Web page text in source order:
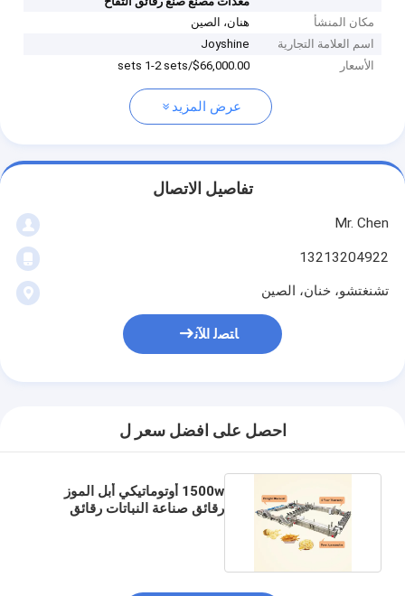
مكان المنشأ
هنان، الصين
اسم العلامة التجارية
Joyshine
الأسعار
$66,000.00/sets 1-2 sets
عرض المزيد
تفاصيل الاتصال
Mr. Chen
13213204922
تشنغتشو، خنان، الصين
ﺎﺘﺼﻟ ﺍﻶﻧ
احصل على افضل سعر ل
1500w أوتوماتيكي أبل الموز
رقائق صناعة النباتات رقائق